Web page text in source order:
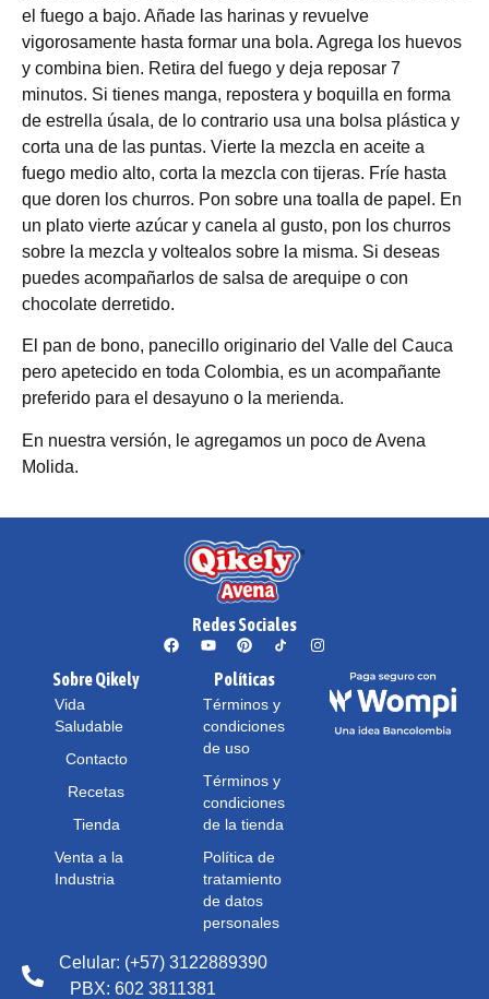
el fuego a bajo. Añade las harinas y revuelve
vigorosamente hasta formar una bola. Agrega los huevos
y combina bien. Retira del fuego y deja reposar 7
minutos. Si tienes manga, repostera y boquilla en forma
de estrella úsala, de lo contrario usa una bolsa plástica y
corta una de las puntas. Vierte la mezcla en aceite a
fuego medio alto, corta la mezcla con tijeras. Fríe hasta
que doren los churros. Pon sobre una toalla de papel. En
un plato vierte azúcar y canela al gusto, pon los churros
sobre la mezcla y voltealos sobre la misma. Si deseas
puedes acompañarlos de salsa de arequipe o con
chocolate derretido.
El pan de bono, panecillo originario del Valle del Cauca
pero apetecido en toda Colombia, es un acompañante
preferido para el desayuno o la merienda.
En nuestra versión, le agregamos un poco de Avena
Molida.
Redes Sociales
Sobre Qikely
Vida
Saludable
Contacto
Recetas
Tienda
Venta a la
Industria
Políticas
Términos y
condiciones
de uso
Términos y
condiciones
de la tienda
Política de
tratamiento
de datos
personales
Celular: (+57) 3122889390
PBX: 602 3811381